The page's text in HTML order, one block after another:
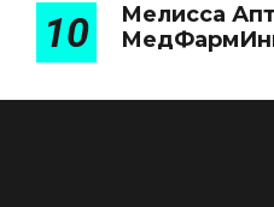
10
Мелисса